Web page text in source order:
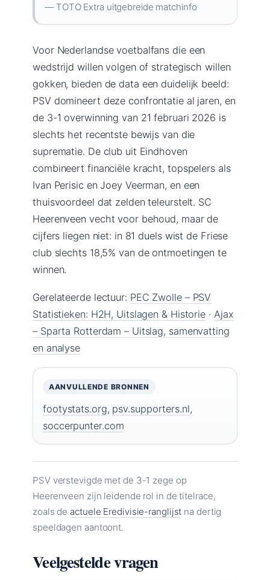
— TOTO Extra uitgebreide matchinfo
Voor Nederlandse voetbalfans die een
wedstrijd willen volgen of strategisch willen
gokken, bieden de data een duidelijk beeld:
PSV domineert deze confrontatie al jaren, en
de 3-1 overwinning van 21 februari 2026 is
slechts het recentste bewijs van die
suprematie. De club uit Eindhoven
combineert financiële kracht, topspelers als
Ivan Perisic en Joey Veerman, en een
thuisvoordeel dat zelden teleurstelt. SC
Heerenveen vecht voor behoud, maar de
cijfers liegen niet: in 81 duels wist de Friese
club slechts 18,5% van de ontmoetingen te
winnen.
Gerelateerde lectuur: PEC Zwolle – PSV
Statistieken: H2H, Uitslagen & Historie · Ajax
– Sparta Rotterdam – Uitslag, samenvatting
en analyse
AANVULLENDE BRONNEN
footystats.org, psv.supporters.nl,
soccerpunter.com
PSV verstevigde met de 3-1 zege op
Heerenveen zijn leidende rol in de titelrace,
zoals de actuele Eredivisie-ranglijst na dertig
speeldagen aantoont.
Veelgestelde vragen